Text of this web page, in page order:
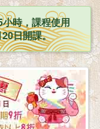
小時，課程使用
日開課。